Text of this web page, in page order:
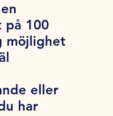
på 100
möjlighet
eller
har